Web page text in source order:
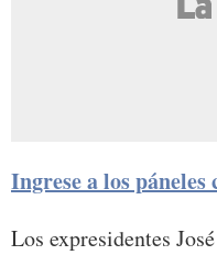
Ingrese a los
Los expresidentes